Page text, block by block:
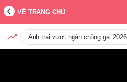
VỀ TRANG CHỦ
Anh trai vượt ngàn chông gai 2026